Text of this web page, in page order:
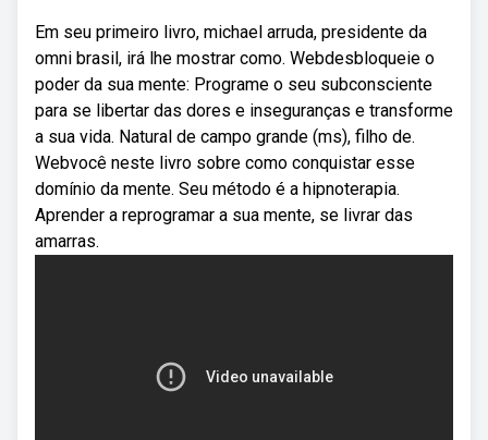
Em seu primeiro livro, michael arruda, presidente da
omni brasil, irá lhe mostrar como. Webdesbloqueie o
poder da sua mente: Programe o seu subconsciente
para se libertar das dores e inseguranças e transforme
a sua vida. Natural de campo grande (ms), filho de.
Webvocê neste livro sobre como conquistar esse
domínio da mente. Seu método é a hipnoterapia.
Aprender a reprogramar a sua mente, se livrar das
amarras.